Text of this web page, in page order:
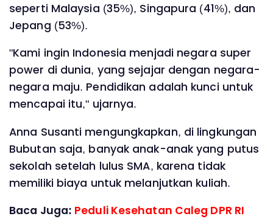
seperti Malaysia (35%), Singapura (41%), dan
Jepang (53%).
"Kami ingin Indonesia menjadi negara super
power di dunia, yang sejajar dengan negara-
negara maju. Pendidikan adalah kunci untuk
mencapai itu," ujarnya.
Anna Susanti mengungkapkan, di lingkungan
Bubutan saja, banyak anak-anak yang putus
sekolah setelah lulus SMA, karena tidak
memiliki biaya untuk melanjutkan kuliah.
Baca Juga: Peduli Kesehatan Caleg DPR RI